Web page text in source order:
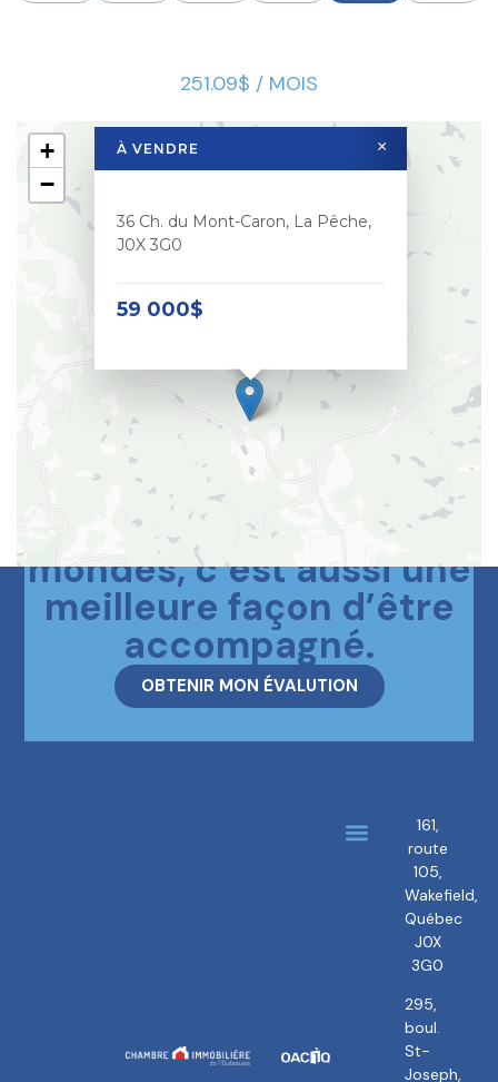
251.09$ / MOIS
À VENDRE
36 Ch. du Mont-Caron, La Pêche,
J0X 3G0
59 000$
×
+
−
Le meilleur des deux
mondes, c’est aussi une
meilleure façon d’être
accompagné.
OBTENIR MON ÉVALUTION
161,
route
105,
Wakefield,
Québec
J0X
3G0
295,
boul.
St-
Joseph,